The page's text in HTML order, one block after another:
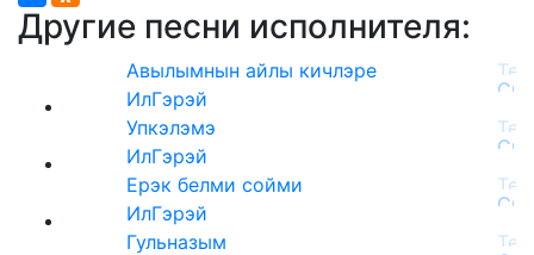
Другие песни исполнителя:
Авылымнын айлы кичлэре
ИлГэрэй
Упкэлэмэ
ИлГэрэй
Ерэк белми сойми
ИлГэрэй
Гульназым